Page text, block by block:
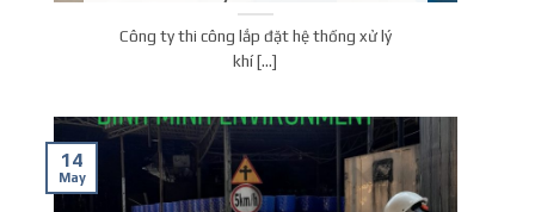
Công ty thi công lắp đặt hệ thống xử lý
khí [...]
14
May